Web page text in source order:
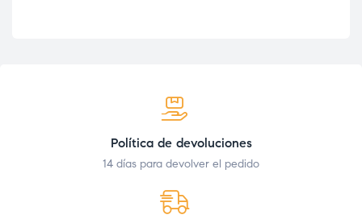
Política de devoluciones
14 días para devolver el pedido